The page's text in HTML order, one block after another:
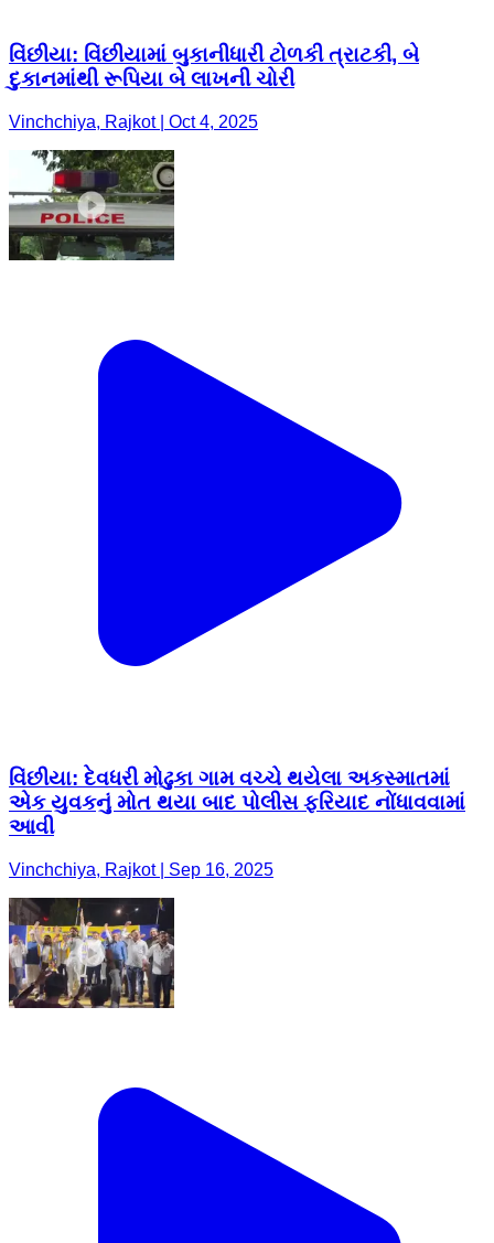
વિંછીયા: વિંછીયામાં બુકાનીધારી ટોળકી ત્રાટકી, બે
દુકાનમાંથી રૂપિયા બે લાખની ચોરી
Vinchchiya, Rajkot | Oct 4, 2025
વિંછીયા: દેવધરી મોઢુકા ગામ વચ્ચે થયેલા અકસ્માતમાં
એક યુવકનું મોત થયા બાદ પોલીસ ફરિયાદ નોંધાવવામાં
આવી
Vinchchiya, Rajkot | Sep 16, 2025